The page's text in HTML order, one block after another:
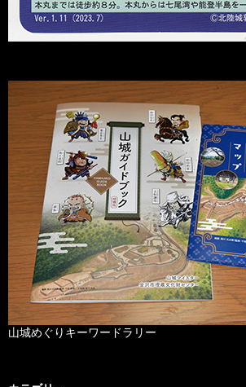
山城めぐりキーワードラリー